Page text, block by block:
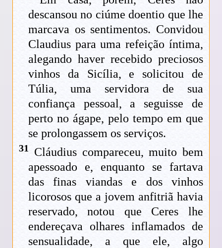
descansou no ciúme doentio que lhe
marcava os sentimentos. Convidou
Claudius para uma refeição íntima,
alegando haver recebido preciosos
vinhos da Sicília, e solicitou de
Túlia, uma servidora de sua
confiança pessoal, a seguisse de
perto no ágape, pelo tempo em que
se prolongassem os serviços.
31
Cláudius compareceu, muito bem
apessoado e, enquanto se fartava
das finas viandas e dos vinhos
licorosos que a jovem anfitriã havia
reservado, notou que Ceres lhe
endereçava olhares inflamados de
sensualidade, a que ele, algo